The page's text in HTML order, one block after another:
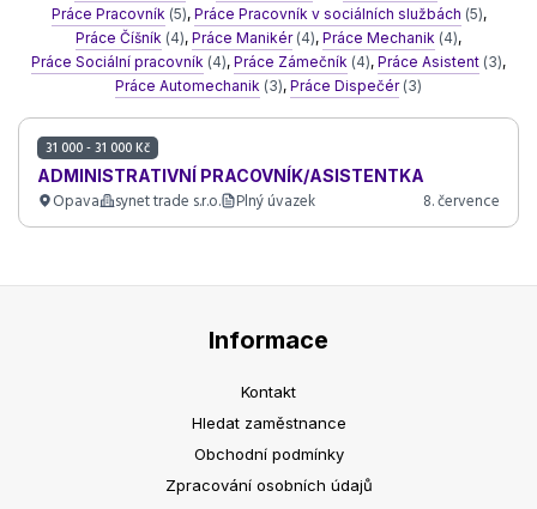
Práce Pracovník (5), Práce Pracovník v sociálních službách (5),
Práce Číšník (4), Práce Manikér (4), Práce Mechanik (4),
Práce Sociální pracovník (4), Práce Zámečník (4), Práce Asistent (3),
Práce Automechanik (3), Práce Dispečér (3)
31 000 - 31 000 Kč
ADMINISTRATIVNÍ PRACOVNÍK/ASISTENTKA
Opava synet trade s.r.o. Plný úvazek 8. července
Informace
Kontakt
Hledat zaměstnance
Obchodní podmínky
Zpracování osobních údajů